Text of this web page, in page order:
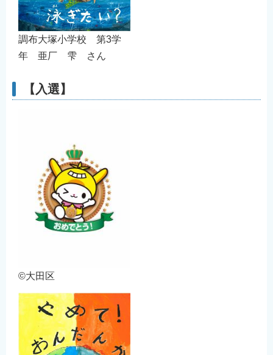
調布大塚小学校 第3学
年 亜厂 雫 さん
【入選】
©大田区